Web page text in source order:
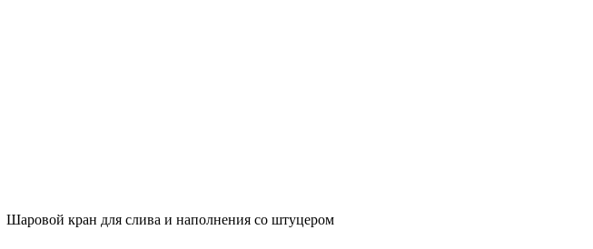
Шаровой кран для слива и наполнения со штуцером